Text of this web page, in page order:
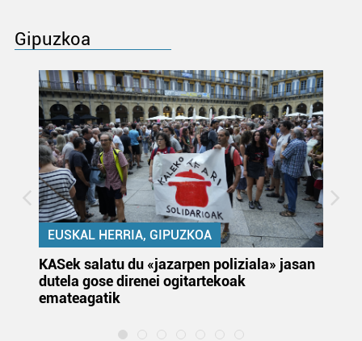
Gipuzkoa
EUSKAL HERRIA, GIPUZKOA
KASek salatu du «jazarpen poliziala» jasan
dutela gose direnei ogitartekoak
emateagatik